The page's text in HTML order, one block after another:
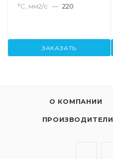
°С, мм2/с — 220
ЗАКАЗАТЬ
О КОМПАНИИ
ПРОИЗВОДИТЕЛИ